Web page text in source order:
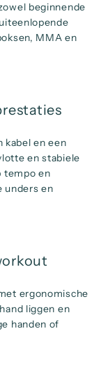
beginnende
MMA en
kabel en een
en stabiele
tempo en
unders en
ergonomische
liggen en
handen of